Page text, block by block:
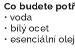
Co budete
• voda
• bílý ocet
• esenciální olej